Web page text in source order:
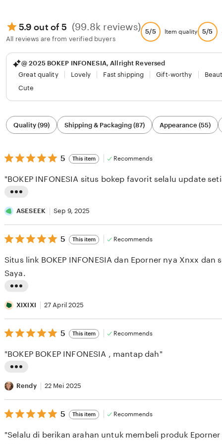
5.9 out of 5 (99.8k reviews)
All reviews are from verified buyers
5/5 Item quality 5/5
@ 2025 BOKEP INFONESIA, Allright Reversed
Great quality
Lovely Fast shipping Gift-worthy
Cute
Filter
by
category
Quality (99) Shipping & Packaging (87) Appearance (55)
5
out
5
stars
5 This item Recommends
i
s
t
n
g
e
v
i
w
y
A
S
S
"BOKEP INFONESIA situs bokep favorit selalu update
ASESEEK Sep 9, 2025
5
out
5
stars
5 This item Recommends
i
s
t
n
r
e
v
e
Situs link BOKEP INFONESIA dan Eporner nya Xnxx dan
Saya.
XIXIXI 27 April 2025
5
out
5
stars
5 This item Recommends
i
s
t
n
"BOKEP BOKEP INFONESIA , mantap dah"
Rendy 22 Mei 2025
5
out
5
5 This item Recommends
"Selalu di berikan arahan untuk membeli produk Eporner